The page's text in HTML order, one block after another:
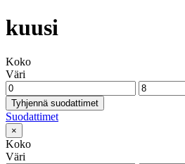
kuusi
Koko
Väri
Tyhjennä suodattimet
Suodattimet
×
Koko
Väri